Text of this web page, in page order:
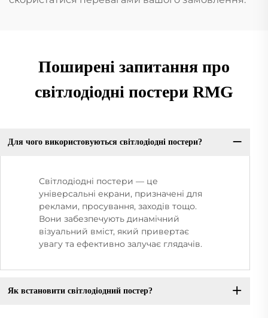
Поширені запитання про
світлодіодні постери RMG
Для чого використовуються світлодіодні постери?
Світлодіодні постери — це
універсальні екрани, призначені для
реклами, просування, заходів тощо.
Вони забезпечують динамічний
візуальний вміст, який привертає
увагу та ефективно залучає глядачів.
Як встановити світлодіодний постер?